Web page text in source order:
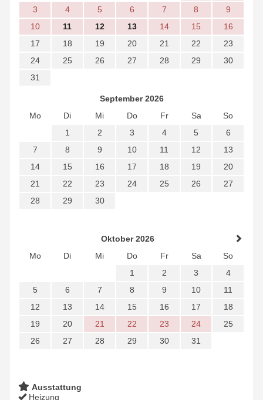
3
4 5 6 7 8
9
10
11 12 13 14 15
16
17
18 19 20 21 22
23
24
25 26 27 28 29
30
31
September 2026
Mo
Di Mi Do Fr Sa
So
1
2 3 4 5
6
7
8 9 10 11 12
13
14
15 16 17 18 19
20
21
22 23 24 25 26
27
28
29 30
Oktober 2026
Mo
Di Mi Do Fr Sa
So
1
2 3
4
5
6 7 8 9 10
11
12
13 14 15 16 17
18
19
20 21 22 23 24
25
26
27 28 29 30 31
Ausstattung
Heizung